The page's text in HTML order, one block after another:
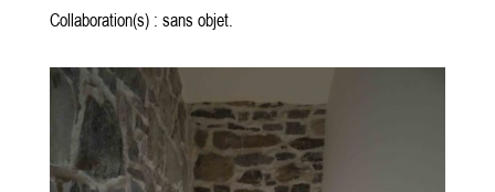
Collaboration(s) : sans objet.